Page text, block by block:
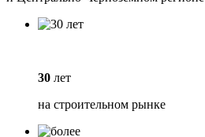
30 лет
на строительном рынке